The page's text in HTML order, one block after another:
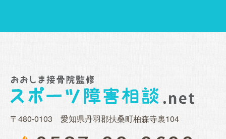
〒480-0103 愛知県丹羽郡扶桑町柏森寺裏104